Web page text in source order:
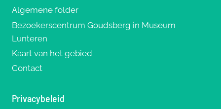
Algemene folder
Bezoekerscentrum Goudsberg in Museum
Lunteren
Kaart van het gebied
Contact
Privacybeleid